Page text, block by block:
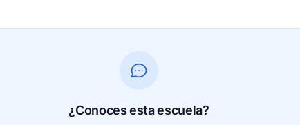
¿Conoces esta escuela?